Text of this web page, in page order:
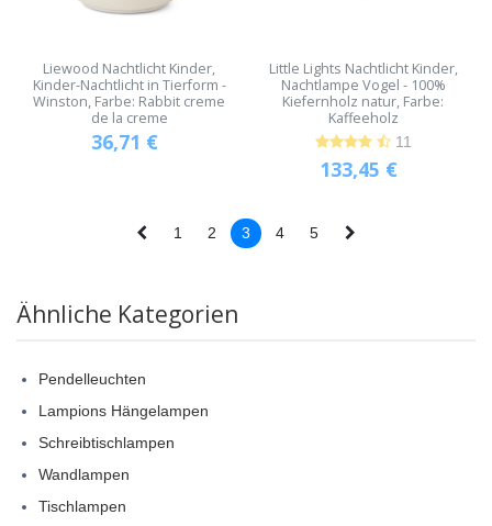
Liewood Nachtlicht Kinder,
Kinder-Nachtlicht in Tierform -
Winston, Farbe: Rabbit creme
de la creme
36,71 €
Little Lights Nachtlicht Kinder,
Nachtlampe Vogel - 100%
Kiefernholz natur, Farbe:
Kaffeeholz
11
133,45 €
1 2 3 4 5
Ähnliche Kategorien
Pendelleuchten
Lampions Hängelampen
Schreibtischlampen
Wandlampen
Tischlampen